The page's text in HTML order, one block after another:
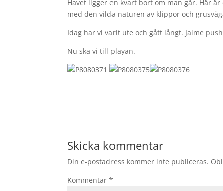
Havet ligger en kvart bort om man går. Här
med den vilda naturen av klippor och
Idag har vi varit ute och gått långt. Jaime
Nu ska vi till playan.
Skicka kommentar
Din e-postadress kommer inte publiceras.
Kommentar*